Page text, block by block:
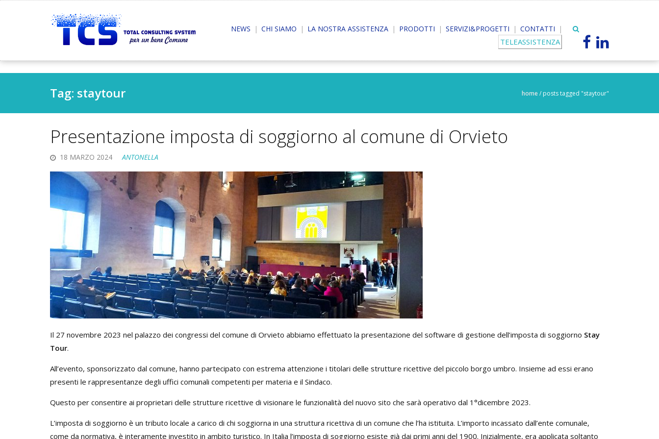
NEWS CHI SIAMO LA NOSTRA ASSISTENZA PRODOTTI SERVIZI&PROGETTI CONTATTI
TELEASSISTENZA
Tag: staytour home/ posts tagged "staytour"
Presentazione imposta di soggiorno al comune di Orvieto
18 MARZO 2024 ANTONELLA
Il 27 novembre 2023 nel palazzo dei congressi del comune di Orvieto abbiamo effettuato la presentazione del software di gestione dell’imposta di soggiorno Stay
Tour.
All’evento, sponsorizzato dal comune, hanno partecipato con estrema attenzione i titolari delle strutture ricettive del piccolo borgo umbro. Insieme ad essi erano
presenti le rappresentanze degli uffici comunali competenti per materia e il Sindaco.
Questo per consentire ai proprietari delle strutture ricettive di visionare le funzionalità del nuovo sito che sarà operativo dal 1°dicembre 2023.
L’imposta di soggiorno è un tributo locale a carico di chi soggiorna in una struttura ricettiva di un comune che l’ha istituita. L’importo incassato dall’ente comunale,
come da normativa, è interamente investito in ambito turistico. In Italia l’imposta di soggiorno esiste già dai primi anni del 1900. Inizialmente, era applicata soltanto